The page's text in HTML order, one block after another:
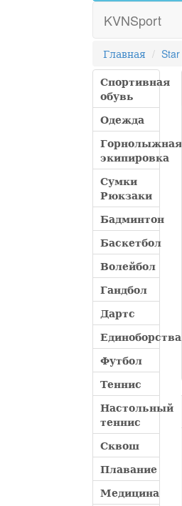
KVNSport
Главная Star
Спортивная
обувь
Одежда
Горнолыжная
экипировка
Сумки
Рюкзаки
Бадминтон
Баскетбол
Волейбол
Гандбол
Дартс
Единоборства
Футбол
Теннис
Настольный
теннис
Сквош
Плавание
Медицина